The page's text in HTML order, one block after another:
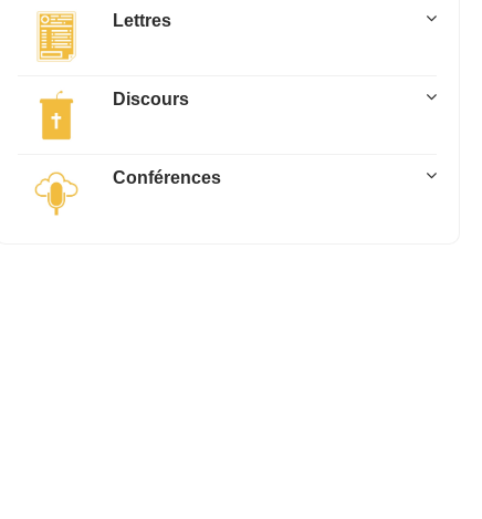
Lettres
Discours
Conférences